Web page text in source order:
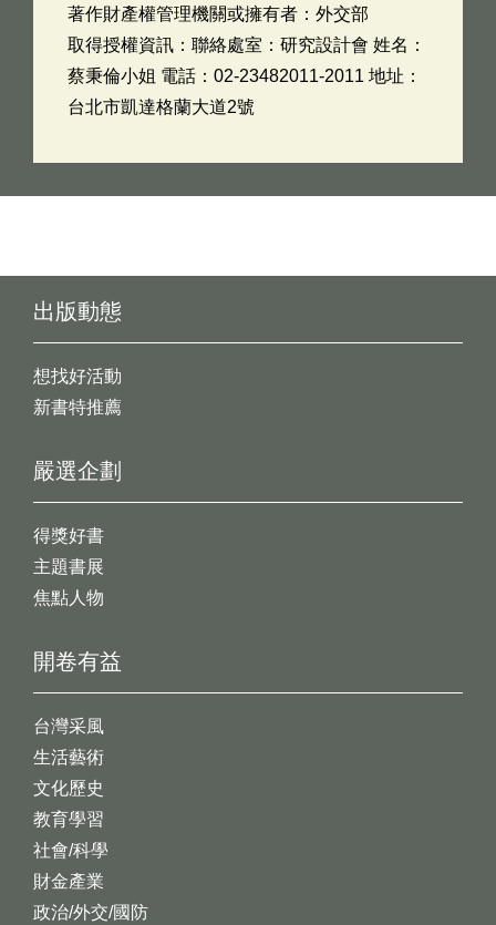
著作財產權管理機關或擁有者：外交部
取得授權資訊：聯絡處室：研究設計會 姓名：
蔡秉倫小姐 電話：02-23482011-2011 地址：
台北市凱達格蘭大道2號
出版動態
想找好活動
新書特推薦
開卷有益
台灣采風
生活藝術
文化歷史
教育學習
社會/科學
財金產業
政治/外交/國防
嚴選企劃
得獎好書
主題書展
焦點人物